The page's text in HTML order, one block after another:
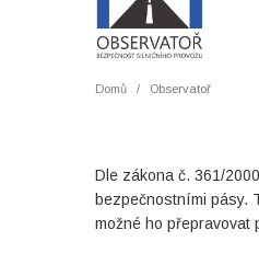
Domů Observatoř
Dle zákona č. 361/
bezpečnostními pásy.
možné ho